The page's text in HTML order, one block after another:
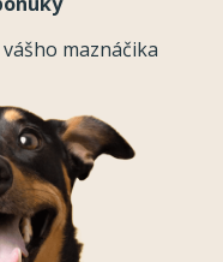
maznáčika